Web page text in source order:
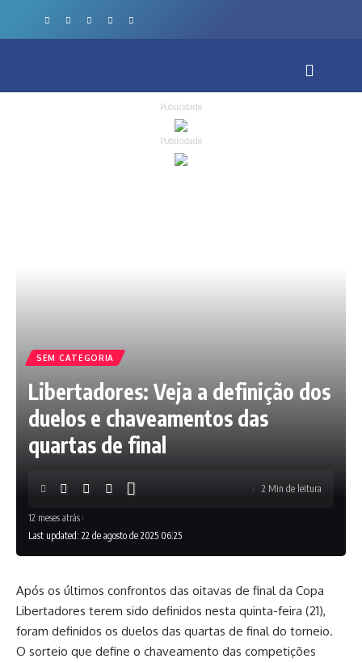
Publicidade
Publicidade
SEM CATEGORIA
Libertadores: Veja a definição dos
duelos e chaveamentos das
quartas de final
Last updated: 22 de agosto de 2025 06:25
12 meses atrás
2 Min de leitura
Após os últimos confrontos das oitavas de final da Copa
Libertadores terem sido definidos nesta quinta-feira (21),
foram definidos os duelos das quartas de final do torneio.
O sorteio que define o chaveamento das competições